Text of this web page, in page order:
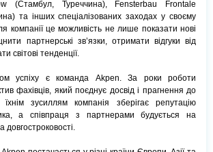
(Стамбул, Туреччина), Fensterbau Frontale
та інших спеціалізованих заходах у своєму
компанії це можливість не лише показати нові
партнерські зв’язки, отримати відгуки від
світові тенденції.
успіху є команда Akpen. За роки роботи
фахівців, який поєднує досвід і прагнення до
їхнім зусиллям компанія зберігає репутацію
а співпраця з партнерами будується на